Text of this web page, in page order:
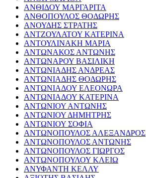
ΑΝΘΙΔΟΥ ΜΑΡΓΑΡΙΤΑ
ΑΝΘΟΠΟΥΛΟΣ ΘΟΔΩΡΗΣ
ΑΝΟΥΔΗΣ ΣΤΡΑΤΗΣ
ΑΝΤΖΟΥΛΑΤΟΥ ΚΑΤΕΡΙΝΑ
ΑΝΤΟΥΛΙΝΑΚΗ ΜΑΡΙΑ
ΑΝΤΩΝΑΚΟΣ ΑΝΤΩΝΗΣ
ΑΝΤΩΝΑΡΟΥ ΒΑΣΙΛΙΚΗ
ΑΝΤΩΝΙΑΔΗΣ ΑΝΔΡΕΑΣ
ΑΝΤΩΝΙΑΔΗΣ ΘΟΔΩΡΗΣ
ΑΝΤΩΝΙΑΔΟΥ ΕΛΕΟΝΩΡΑ
ΑΝΤΩΝΙΑΔΟΥ ΚΑΤΕΡΙΝΑ
ΑΝΤΩΝΙΟΥ ΑΝΤΩΝΗΣ
ΑΝΤΩΝΙΟΥ ΔΗΜΗΤΡΗΣ
ΑΝΤΩΝΙΟΥ ΣΟΦΙΑ
ΑΝΤΩΝΟΠΟΥΛΟΣ ΑΛΕΞΑΝΔΡΟΣ
ΑΝΤΩΝΟΠΟΥΛΟΣ ΑΝΤΩΝΗΣ
ΑΝΤΩΝΟΠΟΥΛΟΣ ΓΙΩΡΓΟΣ
ΑΝΤΩΝΟΠΟΥΛΟΥ ΚΛΕΙΩ
ΑΝΥΦΑΝΤΗ ΚΕΛΛΥ